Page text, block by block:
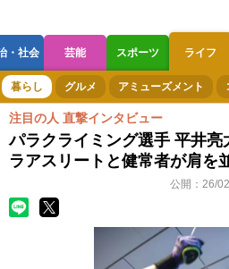
・社会 芸能 スポーツ ライフ
ボートレース 競輪 オートレース
暮らし グルメ アミューズメント
注目の人 直撃インタビュー
パラクライミング選手 平井
ラアスリートと健常者が肩を
公開： 26/